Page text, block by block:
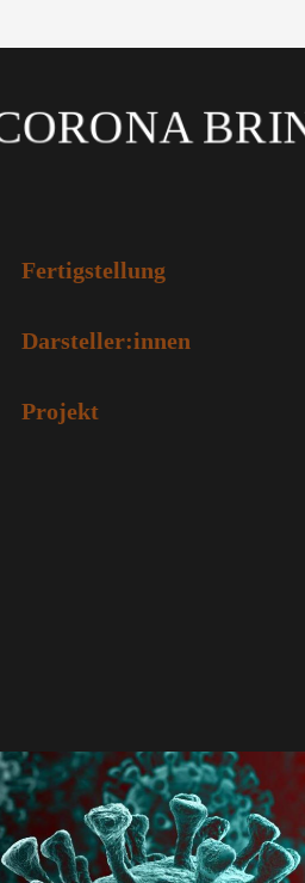
Fertigstellung
Friedrichsdorf, 20. Dezember 2020
Darsteller:innen
Giulietta Winkler Nina Schickling Silja
Maya Ehlert Helena Mücke Sarah
Projekt